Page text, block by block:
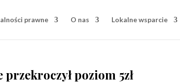
prawne O nas Lokalne wsparcie
poziom 5zł